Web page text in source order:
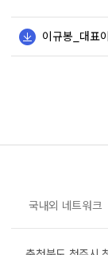
이규봉_대표
국내외 네트워크